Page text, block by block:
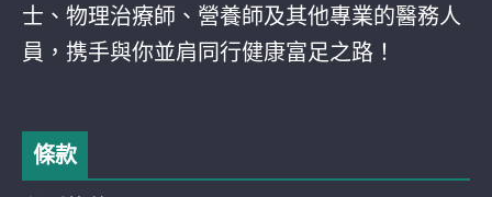
士、物理治療師、營養師及其他專業的醫務人
員，携手與你並肩同行健康富足之路！
條款